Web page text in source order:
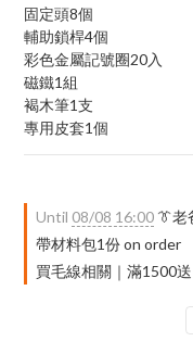
固定頭8個
輔助鎖桿4個
彩色金屬記號圈20入
磁鐵1組
褐木筆1支
專用皮套1個
Until 08/08 16:00 👔老
帶材料包1份 on order
買毛線相關｜滿1500